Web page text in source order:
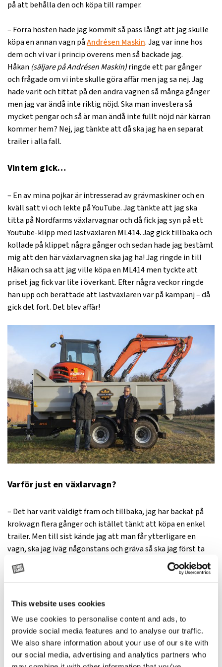
This website uses cookies
We use cookies to personalise content and ads, to
provide social media features and to analyse our traffic.
We also share information about your use of our site with
our social media, advertising and analytics partners who
på att behålla den och köpa till ramper.
– Förra hösten hade jag kommit så pass långt att jag skulle
köpa en annan vagn påAndrésen Maskin. Jag var inne hos
dem och vi var i princip överens men så backade jag.
Håkan (säljare på Andrésen Maskin)ringde ett par gånger
och frågade om vi inte skulle göra affär men jag sa nej. Jag
hade varit och tittat på den andra vagnen så många gånger
men jag var ändå inte riktig nöjd. Ska man investera så
mycket pengar och så är man ändå inte fullt nöjd när kärran
kommer hem? Nej, jag tänkte att då ska jag ha en separat
trailer i alla fall.
Vintern gick…
– En av mina pojkar är intresserad av grävmaskiner och en
kväll satt vi och lekte på YouTube. Jag tänkte att jag ska
titta på Nordfarms växlarvagnar och då fick jag syn på ett
Youtube-klipp med lastväxlaren ML414. Jag gick tillbaka och
kollade på klippet några gånger och sedan hade jag bestämt
mig att den här växlarvagnen ska jag ha! Jag ringde in till
Håkan och sa att jag ville köpa en ML414 men tyckte att
priset jag fick var lite i överkant. Efter några veckor ringde
han upp och berättade att lastväxlaren var på kampanj – då
gick det fort. Det blev affär!
Varför just en växlarvagn?
– Det har varit väldigt fram och tillbaka, jag har backat på
krokvagn flera gånger och istället tänkt att köpa en enkel
trailer. Men till sist kände jag att man får ytterligare en
vagn, ska jag iväg någonstans och gräva så ska jag först ta
trailern och sen ska jag åka hem och hämta schaktvagnen.
Och om man inte blir färdig på kvällen så ska man hem igen.
– Funderingarna har funnits ett tag, men inte direkt när jag
går egentligen alldeles utmärkt men jag har ändrat mig lite
de senaste tre åren och har mycket jobb i mitt närområde. Ni
såg ju grushögarna här på gården, jag har gjort upp med en
åkare så han kommer med full bil och släp och bara tippar